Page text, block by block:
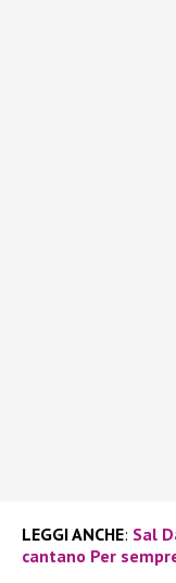
LEGGI ANCHE: Sal
cantano Per